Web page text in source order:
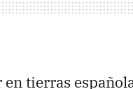
tierras